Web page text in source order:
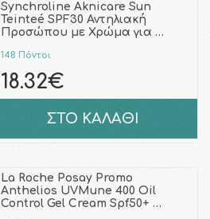
Synchroline Aknicare Sun
Teinteé SPF30 Αντηλιακή
Προσώπου με Χρώμα για …
148 Πόντοι
18.32€
ΣΤΟ ΚΑΛΑΘΙ
La Roche Posay Promo
Anthelios UVMune 400 Oil
Control Gel Cream Spf50+ …